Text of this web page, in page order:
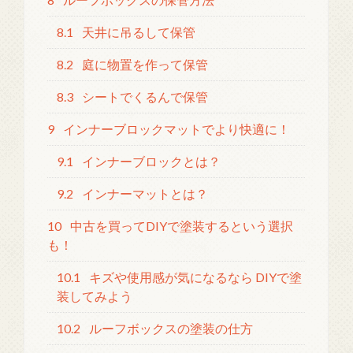
8.1 天井に吊るして保管
8.2 庭に物置を作って保管
8.3 シートでくるんで保管
9 インナーブロックマットでより快適に！
9.1 インナーブロックとは？
9.2 インナーマットとは？
10
中古を買ってDIYで塗装するという選択
も！
10.1
キズや使用感が気になるなら DIYで塗
装してみよう
10.2 ルーフボックスの塗装の仕方